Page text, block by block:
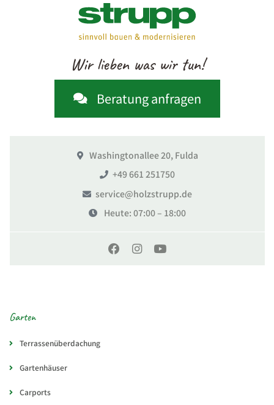
Wir lieben was wir tun!
Beratung anfragen
Washingtonallee 20, Fulda
+49 661 251750
service@holzstrupp.de
Heute: 07:00 – 18:00
Garten
Terrassenüberdachung
Gartenhäuser
Carports